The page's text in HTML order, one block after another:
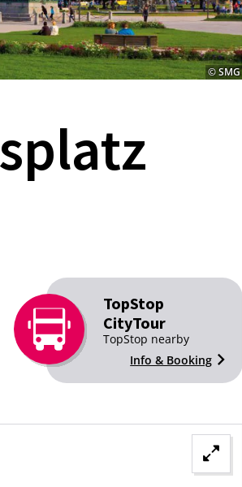
© SMG
TopStop
CityTour
TopStop nearby
Info & Booking